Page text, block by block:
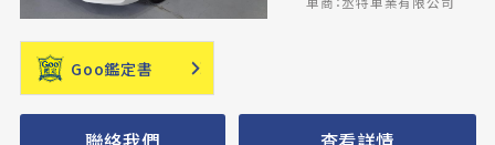
Goo鑑定書